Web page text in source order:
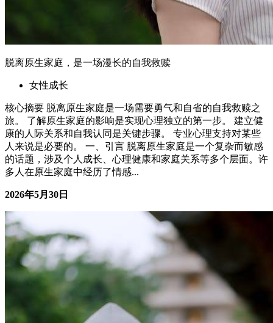
脱离原生家庭，是一场漫长的自我救赎
女性成长
核心摘要 脱离原生家庭是一场需要勇气和自省的自我救赎之
旅。 了解原生家庭的影响是实现心理独立的第一步。 建立健
康的人际关系和自我认同是关键步骤。 专业心理支持对某些
人来说是必要的。 一、引言 脱离原生家庭是一个复杂而敏感
的话题，涉及个人成长、心理健康和家庭关系等多个层面。许
多人在原生家庭中经历了情感...
2026年5月30日